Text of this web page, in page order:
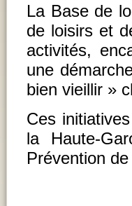
La Base de
de loisirs et
activités,
une
bien vieillir »
Ces
la Haute-
Prévention